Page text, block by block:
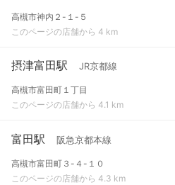
高槻市神内２-１-５
このページの店舗から 4 km
摂津富田駅 JR京都線
高槻市富田町１丁目
このページの店舗から 4.1 km
富田駅 阪急京都本線
高槻市富田町３-４-１０
このページの店舗から 4.3 km